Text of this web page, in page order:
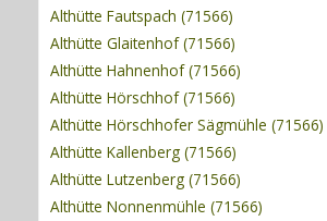
Althütte Fautspach (71566)
Althütte Glaitenhof (71566)
Althütte Hahnenhof (71566)
Althütte Hörschhof (71566)
Althütte Hörschhofer Sägmühle (71566)
Althütte Kallenberg (71566)
Althütte Lutzenberg (71566)
Althütte Nonnenmühle (71566)